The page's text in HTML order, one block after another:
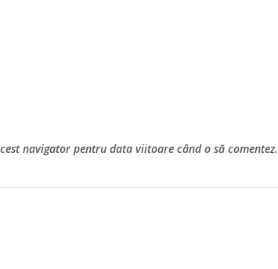
navigator pentru data viitoare când o să comentez.